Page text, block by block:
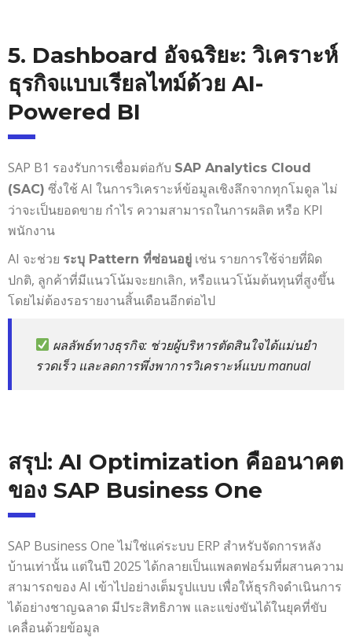
5. Dashboard อัจฉริยะ: วิเคราะห์
ธุรกิจแบบเรียลไทม์ด้วย AI-
Powered BI
SAP B1 รองรับการเชื่อมต่อกับ SAP Analytics Cloud
(SAC) ซึ่งใช้ AI ในการวิเคราะห์ข้อมูลเชิงลึกจากทุกโมดูล ไม่
ว่าจะเป็นยอดขาย กำไร ความสามารถในการผลิต หรือ KPI
พนักงาน
AI จะช่วย ระบุ Pattern ที่ซ่อนอยู่ เช่น รายการใช้จ่ายที่ผิด
ปกติ, ลูกค้าที่มีแนวโน้มจะยกเลิก, หรือแนวโน้มต้นทุนที่สูงขึ้น
โดยไม่ต้องรอรายงานสิ้นเดือนอีกต่อไป
ผลลัพธ์ทางธุรกิจ: ช่วยผู้บริหารตัดสินใจได้แม่นยำ
รวดเร็ว และลดการพึ่งพาการวิเคราะห์แบบ manual
สรุป: AI Optimization คืออนาคต
ของ SAP Business One
SAP Business One ไม่ใช่แค่ระบบ ERP สำหรับจัดการหลัง
บ้านเท่านั้น แต่ในปี 2025 ได้กลายเป็นแพลตฟอร์มที่ผสานความ
สามารถของ AI เข้าไปอย่างเต็มรูปแบบ เพื่อให้ธุรกิจดำเนินการ
ได้อย่างชาญฉลาด มีประสิทธิภาพ และแข่งขันได้ในยุคที่ขับ
เคลื่อนด้วยข้อมูล